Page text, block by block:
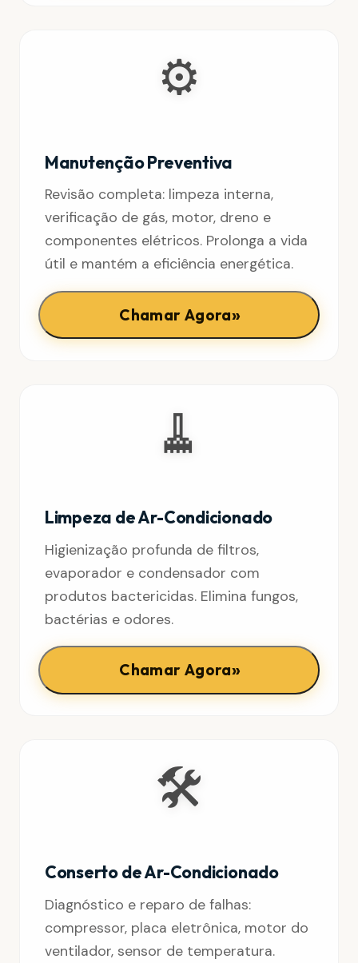
⚙️
Manutenção Preventiva
Revisão completa: limpeza interna,
verificação de gás, motor, dreno e
componentes elétricos. Prolonga a vida
útil e mantém a eficiência energética.
Chamar Agora»
🧹
Limpeza de Ar-Condicionado
Higienização profunda de filtros,
evaporador e condensador com
produtos bactericidas. Elimina fungos,
bactérias e odores.
Chamar Agora»
🛠️
Conserto de Ar-Condicionado
Diagnóstico e reparo de falhas:
compressor, placa eletrônica, motor do
ventilador, sensor de temperatura.